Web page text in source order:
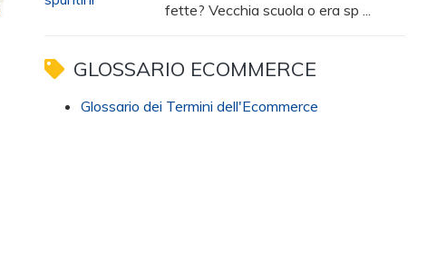
fette? Vecchia scuola o era sp ...
GLOSSARIO ECOMMERCE
Glossario dei Termini dell'Ecommerce